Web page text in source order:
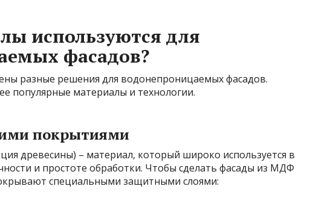
используются для
фасадов?
разные решения для водонепроницаемых фасадов.
популярные материалы и технологии.
покрытиями
древесины) – материал, который широко используется в
и простоте обработки. Чтобы сделать фасады из МДФ
специальными защитными слоями: